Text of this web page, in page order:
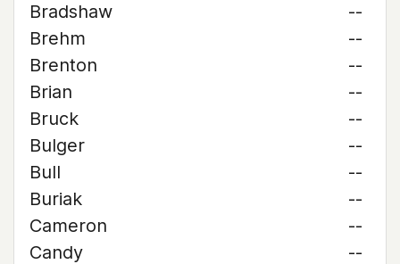
Bradshaw
--
Brehm
--
Brenton
--
Brian
--
Bruck
--
Bulger
--
Bull
--
Buriak
--
Cameron
--
Candy
--